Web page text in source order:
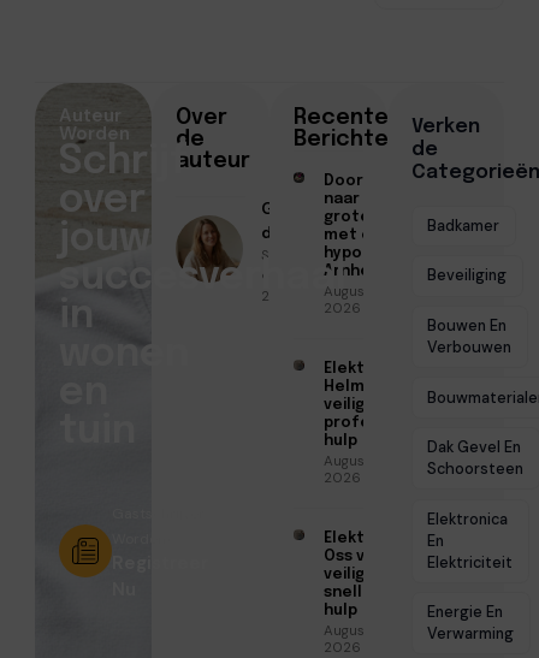
Over
de
auteur
Geschreven
door
Sofia Mendes
● November
26, 2025
Recente
Berichten
Doorstromen
naar een
groter huis
met een
hypotheek in
Arnhem
Augustus 7,
2026
Elektricien
Helmond voor
veilige en
professionele
hulp
Augustus 6,
2026
Elektricien
Oss voor
veilige en
snelle
hulp
Augustus 6,
2026
Verken
de
Categorieën
Badkamer
Beveiliging
Bouwen En
Verbouwen
Dak Gevel En
Schoorsteen
Elektronica
En
Elektriciteit
Energie En
Verwarming
Auteur
Worden
Schrijf
over
jouw
succesverhaal
in
wonen
Registreer